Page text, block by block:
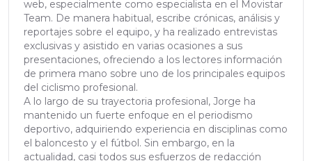
web, especialmente como especialista en el Movistar
Team. De manera habitual, escribe crónicas, análisis y
reportajes sobre el equipo, y ha realizado entrevistas
exclusivas y asistido en varias ocasiones a sus
presentaciones, ofreciendo a los lectores información
de primera mano sobre uno de los principales equipos
del ciclismo profesional.
A lo largo de su trayectoria profesional, Jorge ha
mantenido un fuerte enfoque en el periodismo
deportivo, adquiriendo experiencia en disciplinas como
el baloncesto y el fútbol. Sin embargo, en la
actualidad, casi todos sus esfuerzos de redacción